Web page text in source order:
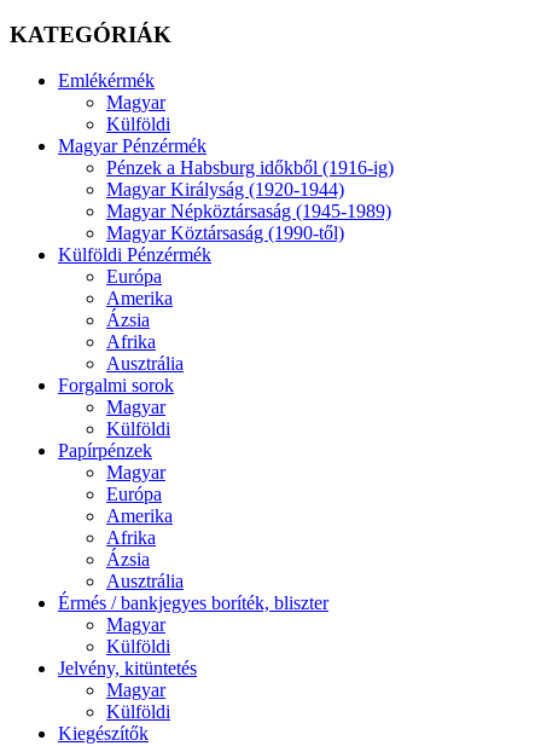
KATEGÓRIÁK
Emlékérmék
Magyar
Külföldi
Magyar Pénzérmék
Pénzek a Habsburg időkből (1916-ig)
Magyar Királyság (1920-1944)
Magyar Népköztársaság (1945-1989)
Magyar Köztársaság (1990-től)
Külföldi Pénzérmék
Európa
Amerika
Ázsia
Afrika
Ausztrália
Forgalmi sorok
Magyar
Külföldi
Papírpénzek
Magyar
Európa
Amerika
Afrika
Ázsia
Ausztrália
Érmés / bankjegyes boríték, bliszter
Magyar
Külföldi
Jelvény, kitüntetés
Magyar
Külföldi
Kiegészítők